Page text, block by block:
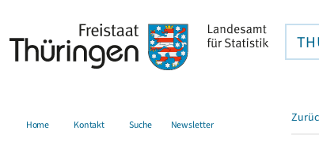
Home Kontakt Suche Newsletter